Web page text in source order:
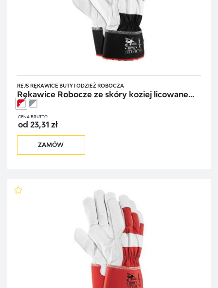
REJS RĘKAWICE BUTY I ODZIEŻ ROBOCZA
Rękawice Robocze ze skóry koziej licowane...
CENA BRUTTO
od 23,31 zł
ZAMÓW